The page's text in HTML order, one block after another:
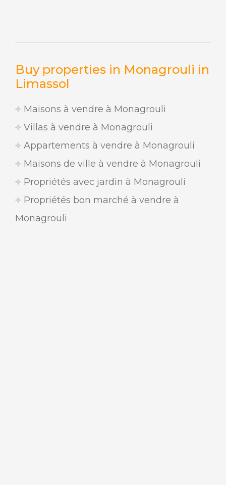
Buy properties in Monagrouli in
Limassol
Maisons à vendre à Monagrouli
Villas à vendre à Monagrouli
Appartements à vendre à Monagrouli
Maisons de ville à vendre à Monagrouli
Propriétés avec jardin à Monagrouli
Propriétés bon marché à vendre à
Monagrouli